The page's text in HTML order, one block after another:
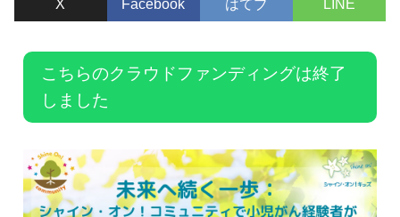
X Facebook はてブ LINE
こちらのクラウドファンディングは終了
しました